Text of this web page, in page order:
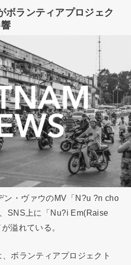
ボランティアプロジェク
ン・ヴァウのMV「N?u ?n cho
SNS上に「Nu?i Em(Raise
溢れている。
ボランティアプロジェクト